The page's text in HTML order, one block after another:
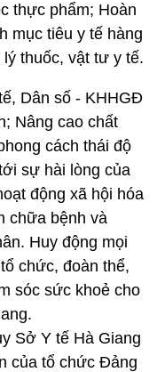
thực phẩm; Hoàn
mục tiêu y tế hàng
thuốc, vật tư y tế.
Dân số - KHHGĐ
Nâng cao chất
cách thái độ
sự hài lòng của
động xã hội hóa
chữa bệnh và
Huy động mọi
chức, đoàn thể,
sóc sức khoẻ cho
Sở Y tế Hà Giang
của tổ chức Đảng